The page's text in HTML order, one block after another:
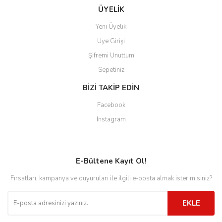
ÜYELİK
Yeni Üyelik
Üye Girişi
Şifremi Unuttum
Sepetiniz
BİZİ TAKİP EDİN
Facebook
Instagram
E-Bültene Kayıt Ol!
Fırsatları, kampanya ve duyuruları ile ilgili e-posta almak ister misiniz?
EKLE